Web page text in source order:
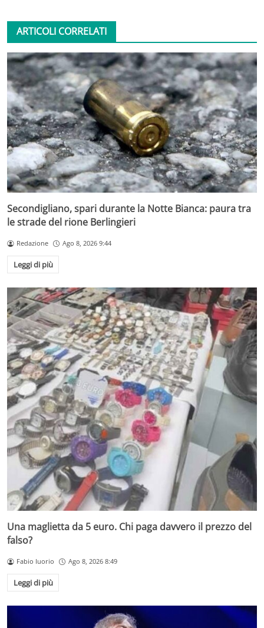
ARTICOLI CORRELATI
Secondigliano, spari durante la Notte Bianca: paura tra
le strade del rione Berlingieri
Redazione Ago 8, 2026 9:44
Leggi di più
Una maglietta da 5 euro. Chi paga davvero il prezzo del
falso?
Fabio Iuorio Ago 8, 2026 8:49
Leggi di più